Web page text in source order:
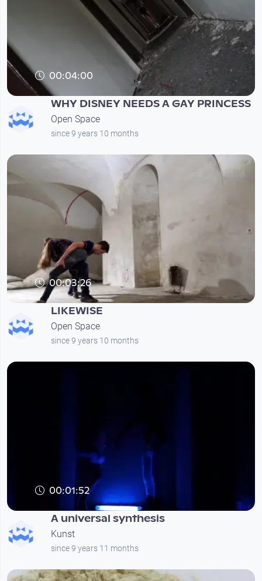
00:04:00
WHY DISNEY NEEDS A GAY PRINCESS
Open Space
since 9 years 10 months
00:03:26
LIKEWISE
Open Space
since 9 years 10 months
00:01:52
A universal synthesis
Kunst
since 9 years 11 months